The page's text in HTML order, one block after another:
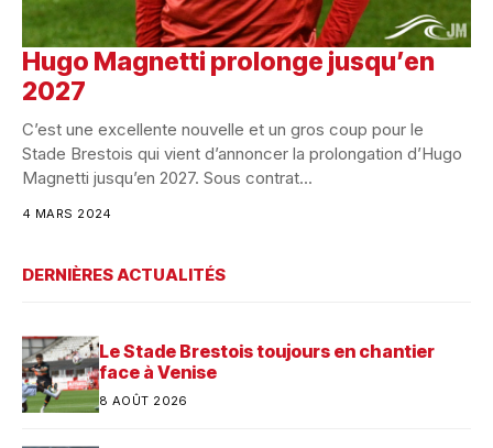
Hugo Magnetti prolonge jusqu’en
2027
C’est une excellente nouvelle et un gros coup pour le
Stade Brestois qui vient d’annoncer la prolongation d’Hugo
Magnetti jusqu’en 2027. Sous contrat...
4 MARS 2024
DERNIÈRES ACTUALITÉS
Le Stade Brestois toujours en chantier
face à Venise
8 AOÛT 2026